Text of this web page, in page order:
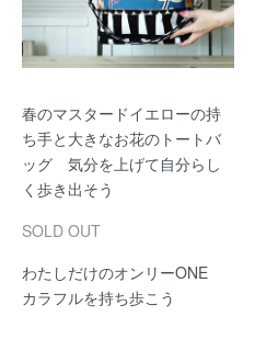
春のマスタードイエローの持
ち手と大きなお花のトートバ
ッグ 気分を上げて自分らし
く歩き出そう
SOLD OUT
わたしだけのオンリーONE
カラフルを持ち歩こう